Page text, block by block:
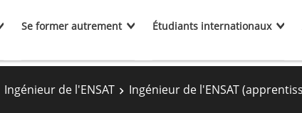
Se former autrement Étudiants internationaux
Ingénieur de l'ENSAT
Ingénieur de l'ENSAT